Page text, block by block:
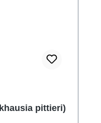
pittieri)